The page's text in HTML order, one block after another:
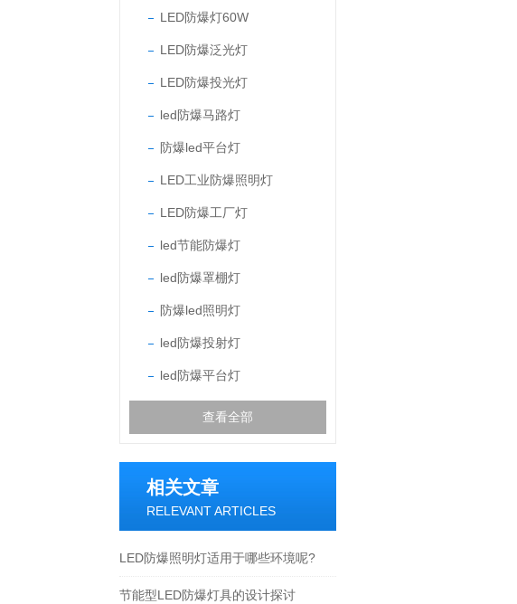
LED防爆灯60W
LED防爆泛光灯
LED防爆投光灯
led防爆马路灯
防爆led平台灯
LED工业防爆照明灯
LED防爆工厂灯
led节能防爆灯
led防爆罩棚灯
防爆led照明灯
led防爆投射灯
led防爆平台灯
查看全部
相关文章
RELEVANT ARTICLES
LED防爆照明灯适用于哪些环境呢?
节能型LED防爆灯具的设计探讨